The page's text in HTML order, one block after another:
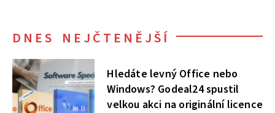
DNES NEJČTENĚJŠÍ
Hledáte levný Office nebo
Windows? Godeal24 spustil
velkou akci na originální licence